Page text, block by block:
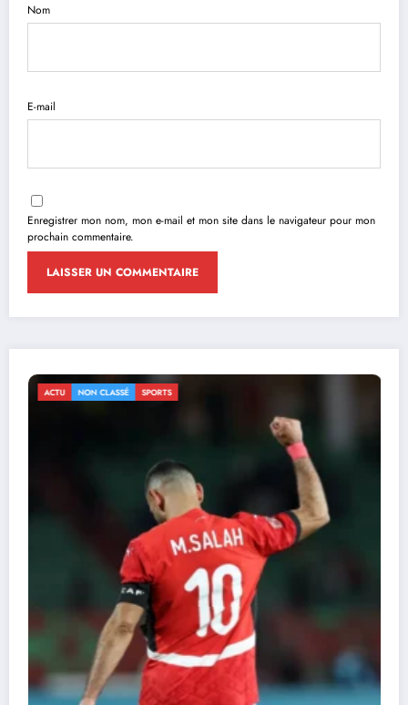
Nom
E-mail
Enregistrer mon nom, mon e-mail et mon site dans le navigateur pour mon
prochain commentaire.
ACTU NON CLASSÉ
CAN 2025 : le Sénégal renverse le
(3-1) et file en quarts
3 janvier 2026 Durandeau